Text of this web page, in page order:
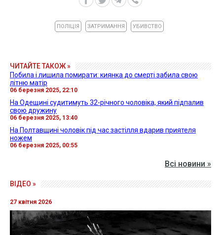
ПОЛІЦІЯ ЗАТРИМАННЯ УБИВСТВО
ЧИТАЙТЕ ТАКОЖ »
Побила і лишила помирати: киянка до смерті забила свою
літню матір
06 березня 2025, 22:10
На Одещині судитимуть 32-річного чоловіка, який підпалив
свою дружину
06 березня 2025, 13:40
На Полтавщині чоловік під час застілля вдарив приятеля
ножем
06 березня 2025, 00:55
Всі новини »
ВІДЕО »
27 квітня 2026